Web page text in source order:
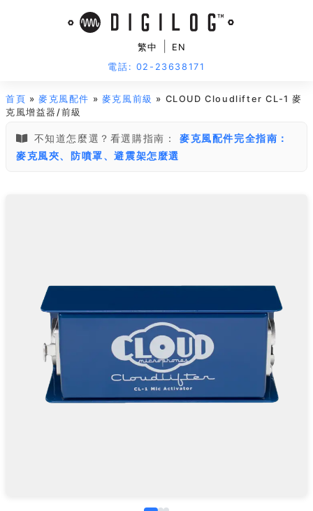
繁中
EN
電話: 02-23638171
首頁 »麥克風配件 » 麥克風前級 » CLOUD Cloudlifter CL-1 麥
克風增益器/前級
不知道怎麼選？看選購指南：
麥克風配件完全指南：
麥克風夾、防噴罩、避震架怎麼選